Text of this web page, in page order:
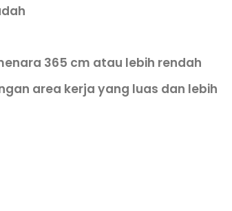
365 cm atau lebih rendah
area kerja yang luas dan lebih